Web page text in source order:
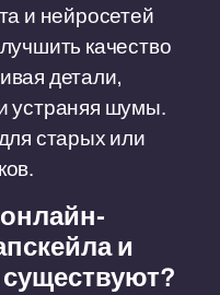
и нейросетей
качество
детали,
устраняя шумы.
старых или
и